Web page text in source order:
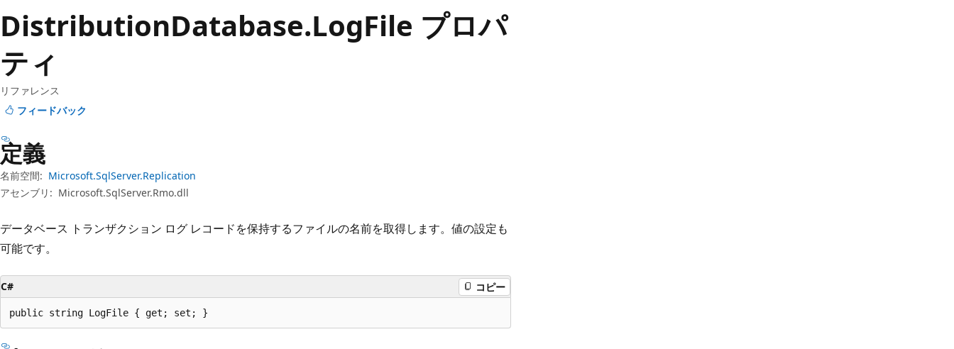
ッ
プ
に
ス
キ
ッ
プ
DistributionDatabase.LogFile プロパ
ティ
リファレンス
フィードバック
定義
名前空間: Microsoft.SqlServer.Replication
アセンブリ: Microsoft.SqlServer.Rmo.dll
データベース トランザクション ログ レコードを保持するファイルの名前を取得します。値の設定も
可能です。
C# コピー
public string LogFile { get; set; }